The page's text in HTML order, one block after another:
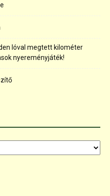
lóval megtett kilométer
nyereményjáték!